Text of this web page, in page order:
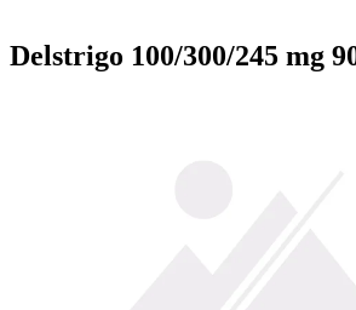
Delstrigo 100/300/245 mg